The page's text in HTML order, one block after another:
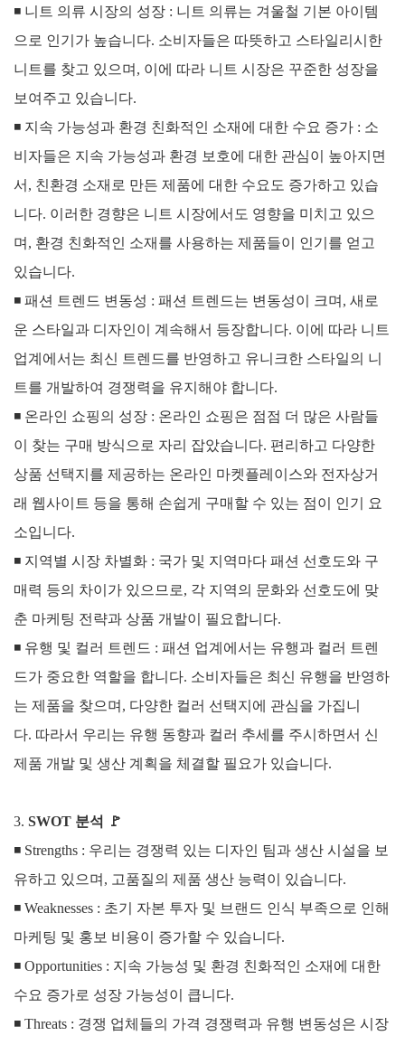
◾ 니트 의류 시장의 성장 : 니트 의류는 겨울철 기본 아이템
으로 인기가 높습니다. 소비자들은 따뜻하고 스타일리시한
니트를 찾고 있으며, 이에 따라 니트 시장은 꾸준한 성장을
보여주고 있습니다.
◾ 지속 가능성과 환경 친화적인 소재에 대한 수요 증가 : 소
비자들은 지속 가능성과 환경 보호에 대한 관심이 높아지면
서, 친환경 소재로 만든 제품에 대한 수요도 증가하고 있습
니다. 이러한 경향은 니트 시장에서도 영향을 미치고 있으
며, 환경 친화적인 소재를 사용하는 제품들이 인기를 얻고
있습니다.
◾ 패션 트렌드 변동성 : 패션 트렌드는 변동성이 크며, 새로
운 스타일과 디자인이 계속해서 등장합니다. 이에 따라 니트
업계에서는 최신 트렌드를 반영하고 유니크한 스타일의 니
트를 개발하여 경쟁력을 유지해야 합니다.
◾ 온라인 쇼핑의 성장 : 온라인 쇼핑은 점점 더 많은 사람들
이 찾는 구매 방식으로 자리 잡았습니다. 편리하고 다양한
상품 선택지를 제공하는 온라인 마켓플레이스와 전자상거
래 웹사이트 등을 통해 손쉽게 구매할 수 있는 점이 인기 요
소입니다.
◾ 지역별 시장 차별화 : 국가 및 지역마다 패션 선호도와 구
매력 등의 차이가 있으므로, 각 지역의 문화와 선호도에 맞
춘 마케팅 전략과 상품 개발이 필요합니다.
◾ 유행 및 컬러 트렌드 : 패션 업계에서는 유행과 컬러 트렌
드가 중요한 역할을 합니다. 소비자들은 최신 유행을 반영하
는 제품을 찾으며, 다양한 컬러 선택지에 관심을 가집니
다. 따라서 우리는 유행 동향과 컬러 추세를 주시하면서 신
제품 개발 및 생산 계획을 체결할 필요가 있습니다.
3. SWOT 분석
🚩
◾ Strengths : 우리는 경쟁력 있는 디자인 팀과 생산 시설을 보
유하고 있으며, 고품질의 제품 생산 능력이 있습니다.
◾ Weaknesses : 초기 자본 투자 및 브랜드 인식 부족으로 인해
마케팅 및 홍보 비용이 증가할 수 있습니다.
◾ Opportunities : 지속 가능성 및 환경 친화적인 소재에 대한
수요 증가로 성장 가능성이 큽니다.
◾ Threats : 경쟁 업체들의 가격 경쟁력과 유행 변동성은 시장